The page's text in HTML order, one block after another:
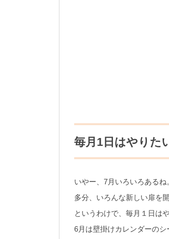
毎月1日はやりた
いやー、7月いろいろあるね
多分、いろんな新しい扉を
というわけで、毎月１日は
6月は壁掛けカレンダーのシ